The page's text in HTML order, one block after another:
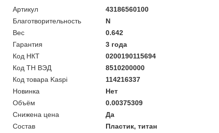
Артикул
43186560100
Благотворительность
N
Вес
0.642
Гарантия
3 года
Код НКТ
0200190115694
Код ТН ВЭД
8510200000
Код товара Kaspi
114216337
Новинка
Нет
Объём
0.00375309
Снижена цена
Да
Состав
Пластик, титан